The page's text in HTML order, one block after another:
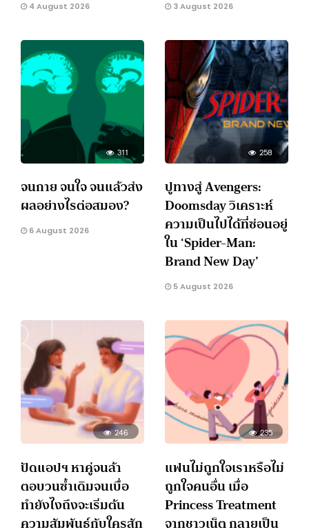
4 August 2026 3 August 2026
311
จนกาย จนใจ จนแล้วส่ง
ผลอย่างไรต่อสมอง?
6 August 2026
258
ปูทางสู่ Avengers:
Doomsday วิเคราะห์
ความเป็นไปได้ที่ซ่อนอยู่
ใน ‘Spider-Man:
Brand New Day’
5 August 2026
246
ปัดแอปฯ หาคู่จนล้า
ตอบวนซ้ำเดิมจนเบื่อ
ทำยังไงถึงจะเริ่มต้น
ความสัมพันธ์กับใครสัก
235
แฟนไม่ถูกใจเราหรือไม่
ถูกใจคนอื่น เมื่อ
Princess Treatment
จากชาวเน็ต กลายเป็น